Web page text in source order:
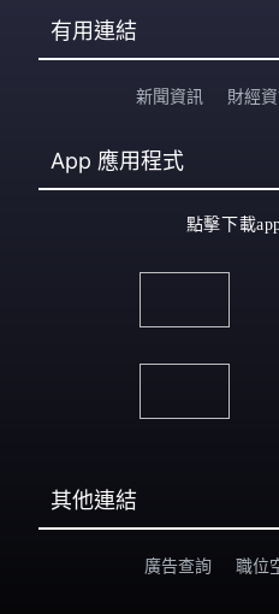
有用連結
新聞資訊 財經
App 應用程式
點擊下載
其他連結
廣告查詢 職位